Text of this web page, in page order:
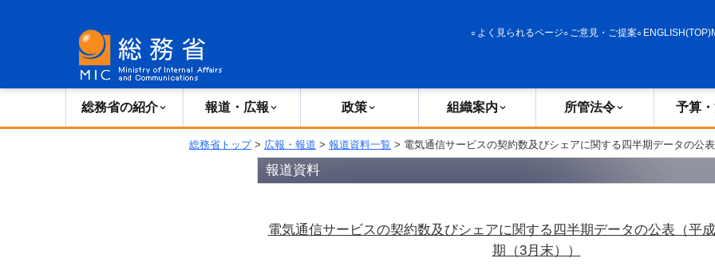
よく見られるページ ご意見・ご提案 ENGLISH(TOP)
総務省の紹介 報道・広報 政策 組織案内 所管法令 予算
総務省トップ> 広報・報道 > 報道資料一覧 > 電気通信サービスの契約数及びシェアに関する四半期データの公
報道資料
電気通信サービスの契約数及びシェアに関する四半期データの公表（平
期（3月末））